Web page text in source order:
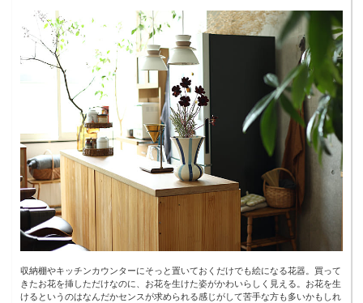
収納棚やキッチンカウンターにそっと置いておくだけでも絵になる花器。買って
きたお花を挿しただけなのに、お花を生けた姿がかわいらしく見える。お花を生
けるというのはなんだかセンスが求められる感じがして苦手な方も多いかもしれ